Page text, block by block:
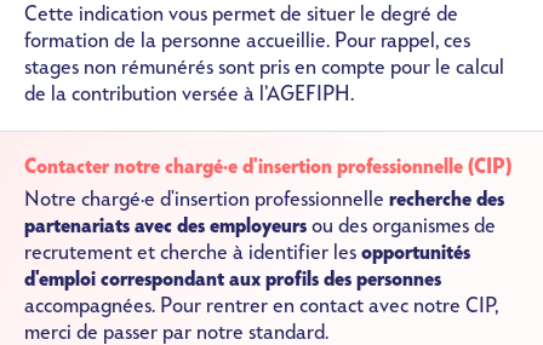
Cette indication vous permet de situer le degré de
formation de la personne accueillie. Pour rappel, ces
stages non rémunérés sont pris en compte pour le calcul
de la contribution versée à l’AGEFIPH.
Contacter notre chargé·e d'insertion professionnelle (CIP)
Notre chargé·e d'insertion professionnelle recherche des
partenariats avec des employeurs ou des organismes de
recrutement et cherche à identifier les opportunités
d'emploi correspondant aux profils des personnes
accompagnées. Pour rentrer en contact avec notre CIP,
merci de passer par notre standard.